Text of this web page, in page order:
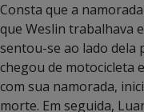
Consta que a
que Weslin trabalhava
sentou-se ao lado dela
chegou de motocicleta
com sua namorada,
morte. Em seguida,